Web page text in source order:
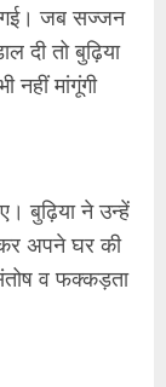
गई। जब सज्जन
दी तो बुढ़िया
मांगूंगी
बुढ़िया ने उन्हें
अपने घर की
व फक्कड़ता